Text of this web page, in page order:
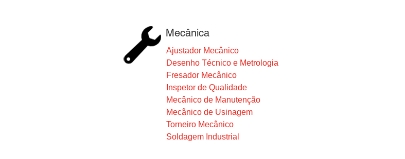
Mecânica
Ajustador Mecânico
Desenho Técnico e Metrologia
Fresador Mecânico
Inspetor de Qualidade
Mecânico de Manutenção
Mecânico de Usinagem
Torneiro Mecânico
Soldagem Industrial